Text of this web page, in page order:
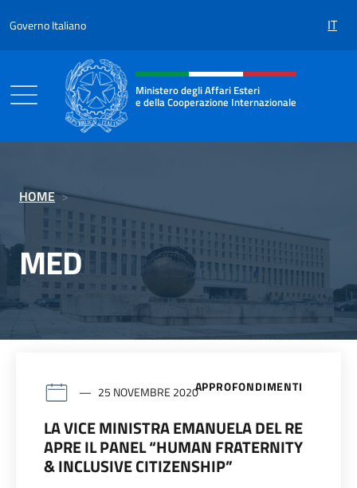
Governo Italiano IT
Intestazione sito, social e menù
Ministero degli Affari Esteri
e della Cooperazione Internazionale
HOME >
MED
APPROFONDIMENTI
25 NOVEMBRE 2020
LA VICE MINISTRA EMANUELA DEL RE
APRE IL PANEL “HUMAN FRATERNITY
& INCLUSIVE CITIZENSHIP”